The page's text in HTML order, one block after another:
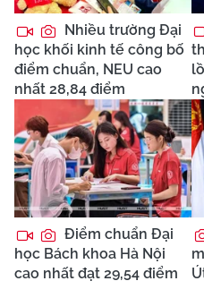
Nhiều trường Đại
học khối kinh tế công bố
điểm chuẩn, NEU cao
nhất 28,84 điểm
Điểm chuẩn Đại
học Bách khoa Hà Nội
cao nhất đạt 29,54 điểm